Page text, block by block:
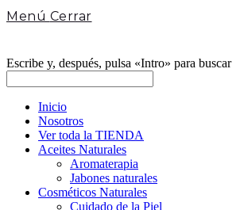
Menú Cerrar
Escribe y, después, pulsa «Intro» para buscar
Inicio
Nosotros
Ver toda la TIENDA
Aceites Naturales
Aromaterapia
Jabones naturales
Cosméticos Naturales
Cuidado de la Piel